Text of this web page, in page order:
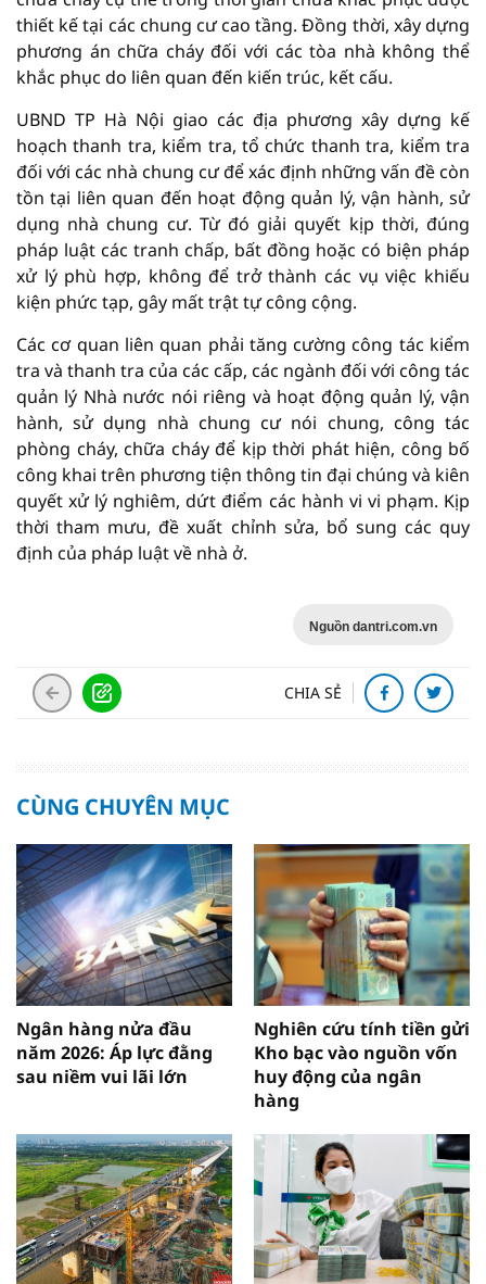
thiết kế tại các chung cư cao tầng. Đồng thời, xây dựng
phương án chữa cháy đối với các tòa nhà không thể
khắc phục do liên quan đến kiến trúc, kết cấu.
UBND TP Hà Nội giao các địa phương xây dựng kế
hoạch thanh tra, kiểm tra, tổ chức thanh tra, kiểm tra
đối với các nhà chung cư để xác định những vấn đề còn
tồn tại liên quan đến hoạt động quản lý, vận hành, sử
dụng nhà chung cư. Từ đó giải quyết kịp thời, đúng
pháp luật các tranh chấp, bất đồng hoặc có biện pháp
xử lý phù hợp, không để trở thành các vụ việc khiếu
kiện phức tạp, gây mất trật tự công cộng.
Các cơ quan liên quan phải tăng cường công tác kiểm
tra và thanh tra của các cấp, các ngành đối với công tác
quản lý Nhà nước nói riêng và hoạt động quản lý, vận
hành, sử dụng nhà chung cư nói chung, công tác
phòng cháy, chữa cháy để kịp thời phát hiện, công bố
công khai trên phương tiện thông tin đại chúng và kiên
quyết xử lý nghiêm, dứt điểm các hành vi vi phạm. Kịp
thời tham mưu, đề xuất chỉnh sửa, bổ sung các quy
định của pháp luật về nhà ở.
Nguồn dantri.com.vn
CHIA SẺ
CÙNG CHUYÊN MỤC
Ngân hàng nửa đầu
năm 2026: Áp lực đằng
sau niềm vui lãi lớn
Nghiên cứu tính tiền gửi
Kho bạc vào nguồn vốn
huy động của ngân
hàng